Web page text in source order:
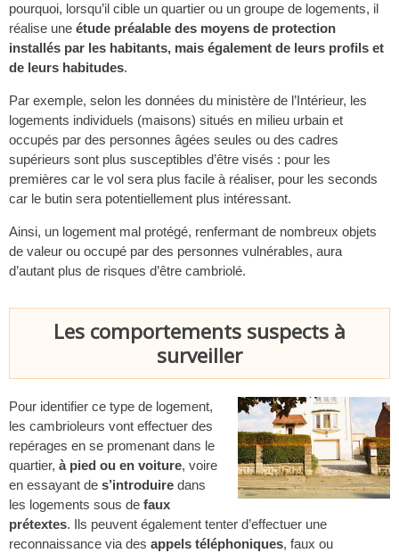
pourquoi, lorsqu’il cible un quartier ou un groupe de logements, il
réalise une étude préalable des moyens de protection
installés par les habitants, mais également de leurs profils et
de leurs habitudes.
Par exemple, selon les données du ministère de l’Intérieur, les
logements individuels (maisons) situés en milieu urbain et
occupés par des personnes âgées seules ou des cadres
supérieurs sont plus susceptibles d’être visés : pour les
premières car le vol sera plus facile à réaliser, pour les seconds
car le butin sera potentiellement plus intéressant.
Ainsi, un logement mal protégé, renfermant de nombreux objets
de valeur ou occupé par des personnes vulnérables, aura
d’autant plus de risques d’être cambriolé.
Les comportements suspects à
surveiller
Pour identifier ce type de logement,
les cambrioleurs vont effectuer des
repérages en se promenant dans le
quartier, à pied ou en voiture, voire
en essayant de s’introduire dans
les logements sous de faux
prétextes. Ils peuvent également tenter d’effectuer une
reconnaissance via des appels téléphoniques, faux ou